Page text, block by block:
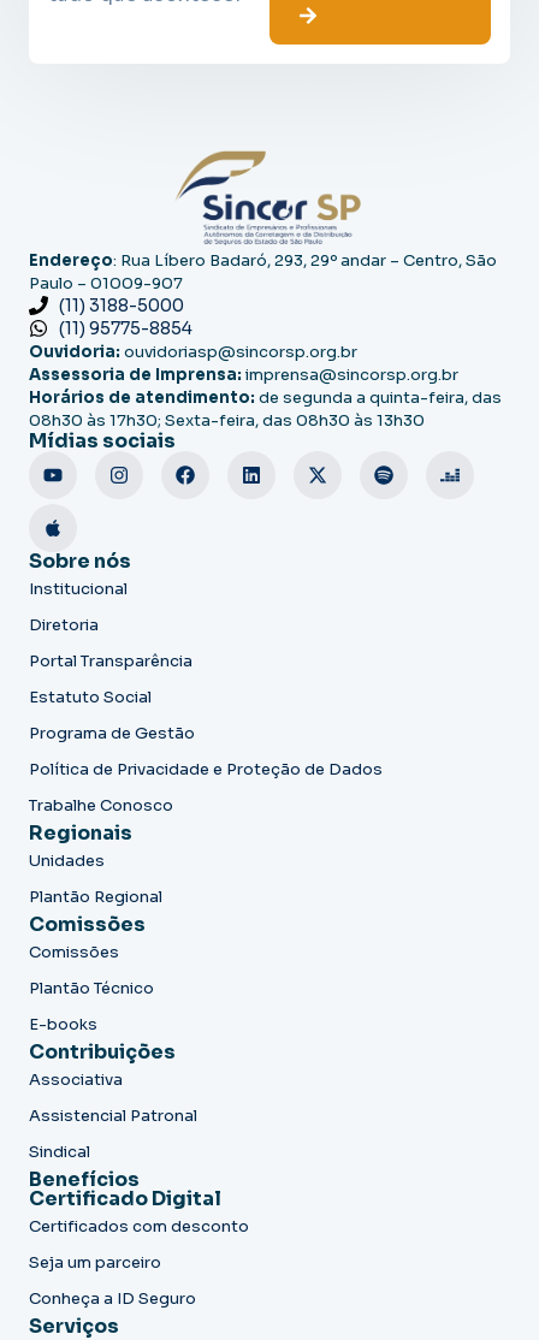
Endereço: Rua Líbero Badaró, 293, 29º andar – Centro, São
Paulo – 01009-907
(11) 3188-5000
(11) 95775-8854
Ouvidoria: ouvidoriasp@sincorsp.org.br
Assessoria de Imprensa: imprensa@sincorsp.org.br
Horários de atendimento: de segunda a quinta-feira, das
08h30 às 17h30; Sexta-feira, das 08h30 às 13h30
Mídias sociais
Sobre nós
Institucional
Diretoria
Portal Transparência
Estatuto Social
Programa de Gestão
Política de Privacidade e Proteção de Dados
Trabalhe Conosco
Regionais
Unidades
Plantão Regional
Comissões
Comissões
Plantão Técnico
E-books
Contribuições
Associativa
Assistencial Patronal
Sindical
Benefícios
Certificado Digital
Certificados com desconto
Seja um parceiro
Conheça a ID Seguro
Serviços